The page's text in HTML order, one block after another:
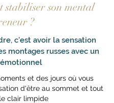
stabiliser son mental
?
c'est avoir la sensation
montages russes avec un
et des jours où vous
d'être au sommet et tout
clair limpide